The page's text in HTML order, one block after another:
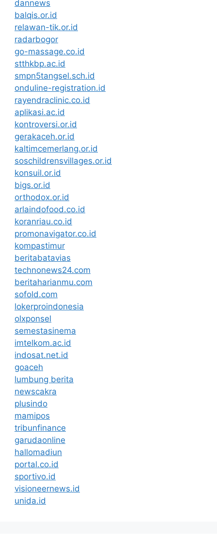
dannews
balqis.or.id
relawan-tik.or.id
radarbogor
go-massage.co.id
stthkbp.ac.id
smpn5tangsel.sch.id
onduline-registration.id
rayendraclinic.co.id
aplikasi.ac.id
kontroversi.or.id
gerakaceh.or.id
kaltimcemerlang.or.id
soschildrensvillages.or.id
konsuil.or.id
bigs.or.id
orthodox.or.id
arlaindofood.co.id
koranriau.co.id
promonavigator.co.id
kompastimur
beritabatavias
technonews24.com
beritaharianmu.com
sofold.com
lokerproindonesia
olxponsel
semestasinema
imtelkom.ac.id
indosat.net.id
goaceh
lumbung berita
newscakra
plusindo
mamipos
tribunfinance
garudaonline
hallomadiun
portal.co.id
sportivo.id
visioneernews.id
unida.id